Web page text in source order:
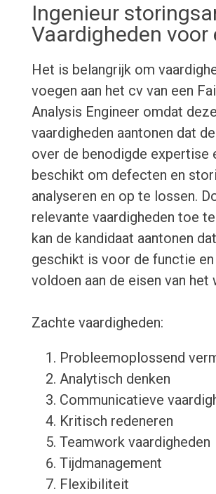
Ingenieur
Vaardigheden voor
Het is belangrijk om
voegen aan het cv van een
Analysis Engineer omdat deze
vaardigheden aantonen dat
over de benodigde expertise
beschikt om defecten en
analyseren en op te lossen.
relevante vaardigheden toe
kan de kandidaat aantonen
geschikt is voor de functie en
voldoen aan de eisen van het
Zachte vaardigheden:
Probleemoplossend
Analytisch denken
Communicatieve
Kritisch redeneren
Teamwork vaardigheden
Tijdmanagement
Flexibiliteit